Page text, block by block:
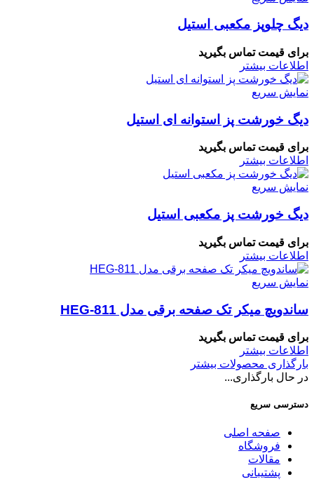
دیگ چلوپز مکعبی استیل
برای قیمت تماس بگیرید
اطلاعات بیشتر
نمایش سریع
دیگ خورشت پز استوانه ای استیل
برای قیمت تماس بگیرید
اطلاعات بیشتر
نمایش سریع
دیگ خورشت پز مکعبی استیل
برای قیمت تماس بگیرید
اطلاعات بیشتر
نمایش سریع
ساندویچ میکر تک صفحه برقی مدل HEG-811
برای قیمت تماس بگیرید
اطلاعات بیشتر
بارگذاری محصولات بیشتر
در حال بارگذاری...
دسترسی سریع
صفحه اصلی
فروشگاه
مقالات
پشتیبانی